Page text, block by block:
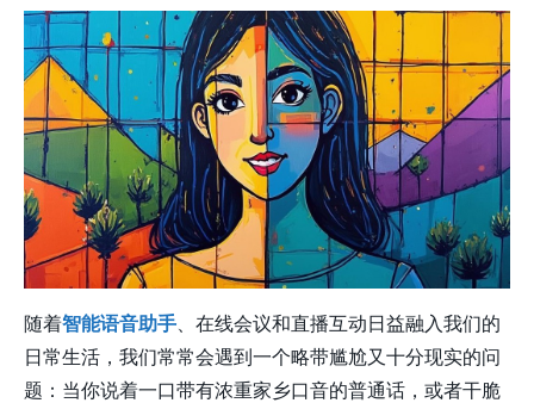
随着智能语音助手 、在线会议和直播互动日益融入我们的
日常生活，我们常常会遇到一个略带尴尬又十分现实的问
题：当你说着一口带有浓重家乡口音的普通话，或者干脆